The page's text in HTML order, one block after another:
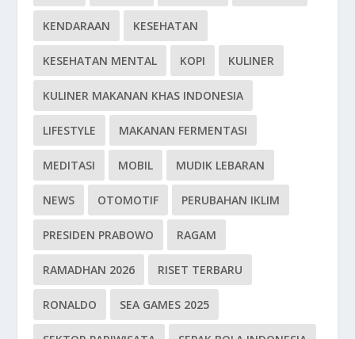
KENDARAAN KESEHATAN
KESEHATAN MENTAL KOPI KULINER
KULINER MAKANAN KHAS INDONESIA
LIFESTYLE MAKANAN FERMENTASI
MEDITASI MOBIL MUDIK LEBARAN
NEWS OTOMOTIF PERUBAHAN IKLIM
PRESIDEN PRABOWO RAGAM
RAMADHAN 2026 RISET TERBARU
RONALDO SEA GAMES 2025